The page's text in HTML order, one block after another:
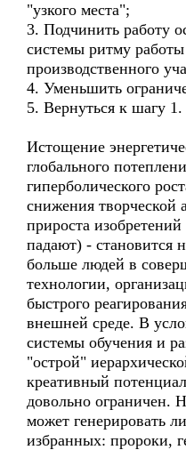
"узкого места";
3. Подчинить работу
системы ритму
производственного
4. Уменьшить
5. Вернуться к шагу 1.
Истощение
глобального
гиперболического
снижения творческой
прироста
падают) - становится
больше людей в
технологии,
быстрого
внешней среде. В
системы обучения и
"острой"
креативный
довольно
может генерировать
избранных: пророки,